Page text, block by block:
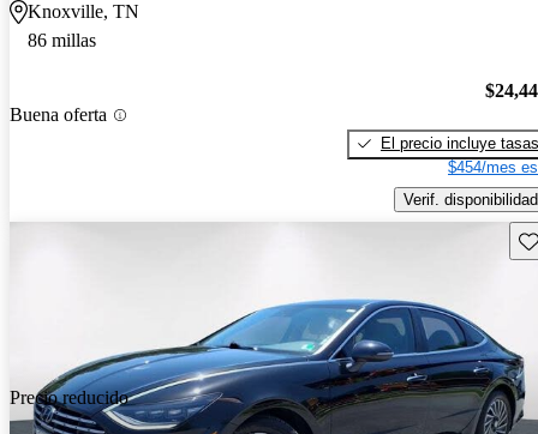
Knoxville, TN
86 millas
Buena oferta
El precio incluye tasas
$454/mes
Verif. disponibilidad
Precio reducido